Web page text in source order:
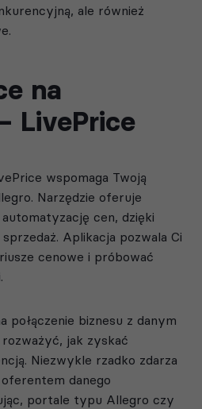
ale również
na
LivePrice
wspomaga Twoją
Narzędzie oferuje
automatyzację cen, dzięki
Aplikacja pozwala Ci
cenowe i próbować
połączenie biznesu z danym
jak zyskać
Niezwykle rzadko zdarza
danego
portale typu Allegro czy